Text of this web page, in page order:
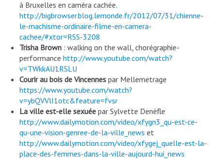
à Bruxelles en caméra cachée.
http://bigbrowser.blog.lemonde.fr/2012/07/31/chienne-
le-machisme-ordinaire-filme-en-camera-
cachee/#xtor=RSS-3208
Trisha Brown : walking on the wall, chorégraphie-
performance http://www.youtube.com/watch?
v=TWkkAU1RSLU
Courir au bois de Vincennes par Mellemetrage
https://www.youtube.com/watch?
v=ybQVVlI1otc&feature=fvsr
La ville est-elle sexuée par Sylvette Denèfle
http://www.dailymotion.com/video/xfygn3_qu-est-ce-
qu-une-vision-genree-de-la-ville_news et
http://www.dailymotion.com/video/xfygej_quelle-est-la-
place-des-femmes-dans-la-ville-aujourd-hui_news